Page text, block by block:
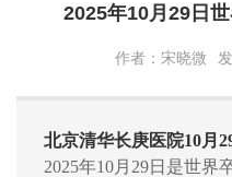
2025年10月29日
作者：宋晓微
北京清华长庚医院10月
2025年10月29日是世界